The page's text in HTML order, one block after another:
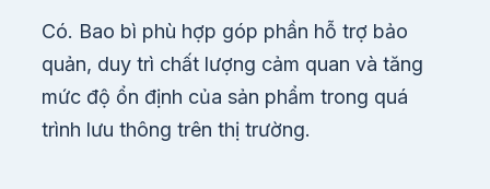
Có. Bao bì phù hợp góp phần hỗ trợ bảo
quản, duy trì chất lượng cảm quan và tăng
mức độ ổn định của sản phẩm trong quá
trình lưu thông trên thị trường.